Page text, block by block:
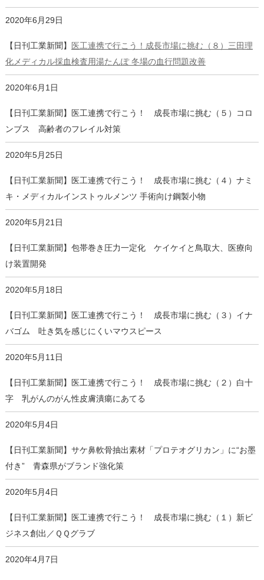
2020年6月29日
【日刊工業新聞】
医工連携で行こう！成長市場に挑む（８）三田理
化メディカル採血検査用湯たんぽ 冬場の血行問題改善
2020年6月1日
【日刊工業新聞】医工連携で行こう！ 成長市場に挑む（５）コロ
ンブス 高齢者のフレイル対策
2020年5月25日
【日刊工業新聞】医工連携で行こう！ 成長市場に挑む（４）ナミ
キ・メディカルインストゥルメンツ 手術向け鋼製小物
2020年5月21日
【日刊工業新聞】包帯巻き圧力一定化 ケイケイと鳥取大、医療向
け装置開発
2020年5月18日
【日刊工業新聞】医工連携で行こう！ 成長市場に挑む（３）イナ
バゴム 吐き気を感じにくいマウスピース
2020年5月11日
【日刊工業新聞】医工連携で行こう！ 成長市場に挑む（２）白十
字 乳がんのがん性皮膚潰瘍にあてる
2020年5月4日
【日刊工業新聞】サケ鼻軟骨抽出素材「プロテオグリカン」に“お墨
付き” 青森県がブランド強化策
2020年5月4日
【日刊工業新聞】医工連携で行こう！ 成長市場に挑む（１）新ビ
ジネス創出／ＱＱグラブ
2020年4月7日